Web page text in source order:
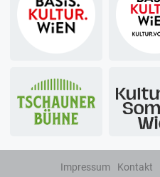
Impressum Kontakt